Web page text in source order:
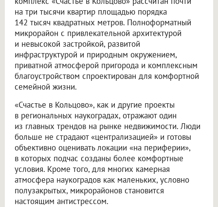
на три тысячи квартир площадью порядка
142 тысяч квадратных метров. Полноформатный
микрорайон с привлекательной архитектурой
и невысокой застройкой, развитой
инфраструктурой и природным окружением,
приватной атмосферой пригорода и комплексным
благоустройством спроектирован для комфортной
семейной жизни.
«Счастье в Кольцово», как и другие проекты
в региональных наукоградах, отражают один
из главных трендов на рынке недвижимости. Люди
больше не страдают «централизацией» и готовы
объективно оценивать локации «на периферии»,
в которых подчас созданы более комфортные
условия. Кроме того, для многих камерная
атмосфера наукоградов как маленьких, условно
полузакрытых, микрорайонов становится
настоящим антистрессом.